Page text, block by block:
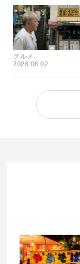
グルメ
2026.08.02